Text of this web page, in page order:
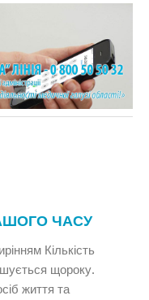
ЧАСУ
Кількість
щороку.
життя та